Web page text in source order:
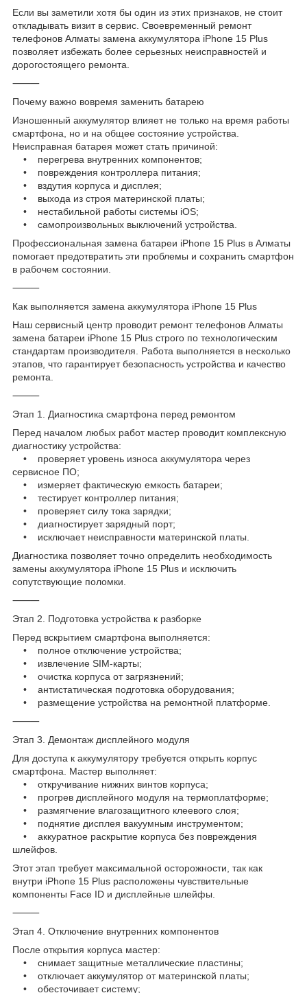
Если вы заметили хотя бы один из этих признаков, не стоит
откладывать визит в сервис. Своевременный ремонт
телефонов Алматы замена аккумулятора iPhone 15 Plus
позволяет избежать более серьезных неисправностей и
дорогостоящего ремонта.
⸻
Почему важно вовремя заменить батарею
Изношенный аккумулятор влияет не только на время работы
смартфона, но и на общее состояние устройства.
Неисправная батарея может стать причиной:
• перегрева внутренних компонентов;
• повреждения контроллера питания;
• вздутия корпуса и дисплея;
• выхода из строя материнской платы;
• нестабильной работы системы iOS;
• самопроизвольных выключений устройства.
Профессиональная замена батареи iPhone 15 Plus в Алматы
помогает предотвратить эти проблемы и сохранить смартфон
в рабочем состоянии.
⸻
Как выполняется замена аккумулятора iPhone 15 Plus
Наш сервисный центр проводит ремонт телефонов Алматы
замена батареи iPhone 15 Plus строго по технологическим
стандартам производителя. Работа выполняется в несколько
этапов, что гарантирует безопасность устройства и качество
ремонта.
⸻
Этап 1. Диагностика смартфона перед ремонтом
Перед началом любых работ мастер проводит комплексную
диагностику устройства:
• проверяет уровень износа аккумулятора через
сервисное ПО;
• измеряет фактическую емкость батареи;
• тестирует контроллер питания;
• проверяет силу тока зарядки;
• диагностирует зарядный порт;
• исключает неисправности материнской платы.
Диагностика позволяет точно определить необходимость
замены аккумулятора iPhone 15 Plus и исключить
сопутствующие поломки.
⸻
Этап 2. Подготовка устройства к разборке
Перед вскрытием смартфона выполняется:
• полное отключение устройства;
• извлечение SIM-карты;
• очистка корпуса от загрязнений;
• антистатическая подготовка оборудования;
• размещение устройства на ремонтной платформе.
⸻
Этап 3. Демонтаж дисплейного модуля
Для доступа к аккумулятору требуется открыть корпус
смартфона. Мастер выполняет:
• откручивание нижних винтов корпуса;
• прогрев дисплейного модуля на термоплатформе;
• размягчение влагозащитного клеевого слоя;
• поднятие дисплея вакуумным инструментом;
• аккуратное раскрытие корпуса без повреждения
шлейфов.
Этот этап требует максимальной осторожности, так как
внутри iPhone 15 Plus расположены чувствительные
компоненты Face ID и дисплейные шлейфы.
⸻
Этап 4. Отключение внутренних компонентов
После открытия корпуса мастер:
• снимает защитные металлические пластины;
• отключает аккумулятор от материнской платы;
• обесточивает систему;